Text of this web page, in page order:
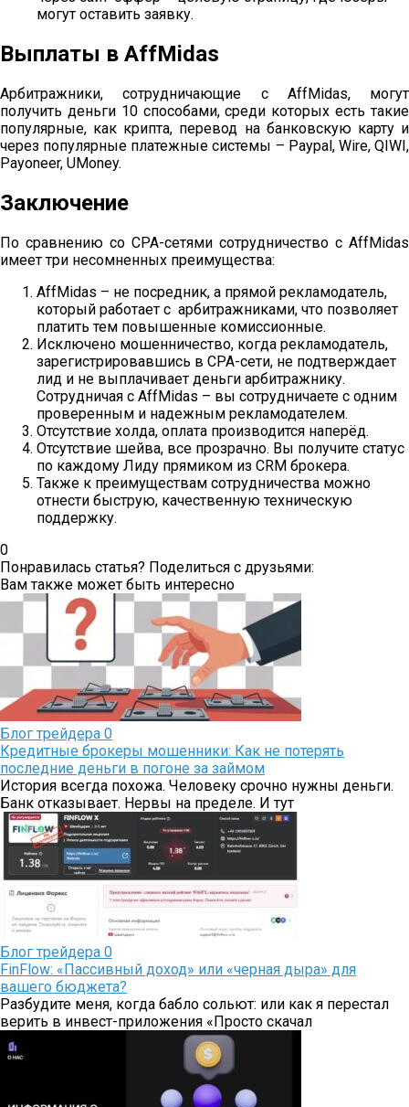
могут оставить заявку.
Выплаты в AffMidas
Арбитражники, сотрудничающие с AffMidas, могут
получить деньги 10 способами, среди которых есть такие
популярные, как крипта, перевод на банковскую карту и
через популярные платежные системы – Paypal, Wire, QIWI,
Payoneer, UMoney.
Заключение
По сравнению со СРА-сетями сотрудничество с AffMidas
имеет три несомненных преимущества:
AffMidas – не посредник, а прямой рекламодатель,
который работает с арбитражниками, что позволяет
платить тем повышенные комиссионные.
Исключено мошенничество, когда рекламодатель,
зарегистрировавшись в СРА-сети, не подтверждает
лид и не выплачивает деньги арбитражнику.
Сотрудничая с AffMidas – вы сотрудничаете с одним
проверенным и надежным рекламодателем.
Отсутствие холда, оплата производится наперёд.
Отсутствие шейва, все прозрачно. Вы получите статус
по каждому Лиду прямиком из CRM брокера.
Также к преимуществам сотрудничества можно
отнести быструю, качественную техническую
поддержку.
0
Понравилась статья? Поделиться с друзьями:
Вам также может быть интересно
Блог трейдера 0
Кредитные брокеры мошенники: Как не потерять
последние деньги в погоне за займом
История всегда похожа. Человеку срочно нужны деньги.
Банк отказывает. Нервы на пределе. И тут
Блог трейдера 0
FinFlow: «Пассивный доход» или «черная дыра» для
вашего бюджета?
Разбудите меня, когда бабло сольют: или как я перестал
верить в инвест-приложения «Просто скачал